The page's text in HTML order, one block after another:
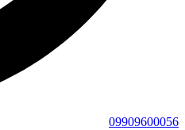
09909600056